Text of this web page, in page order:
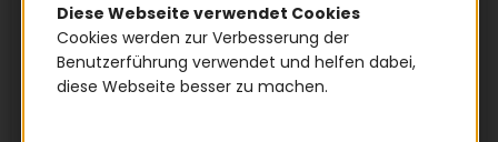
Diese Webseite verwendet Cookies
Cookies werden zur Verbesserung der
Benutzerführung verwendet und helfen dabei,
diese Webseite besser zu machen.